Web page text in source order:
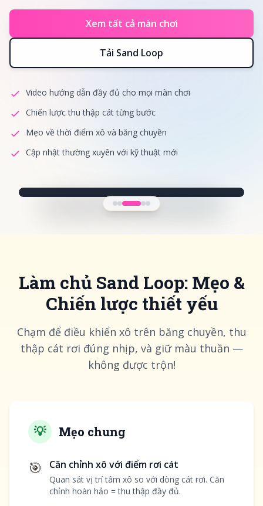
Xem tất cả màn chơi
Tải Sand Loop
Video hướng dẫn đầy đủ cho mọi màn chơi
Chiến lược thu thập cát từng bước
Mẹo về thời điểm xô và băng chuyền
Cập nhật thường xuyên với kỹ thuật mới
Làm chủ Sand Loop: Mẹo &
Chiến lược thiết yếu
Chạm để điều khiển xô trên băng chuyền, thu
thập cát rơi đúng nhịp, và giữ màu thuần —
không được trộn!
💡 Mẹo chung
🎯 Căn chỉnh xô với điểm rơi cát
Quan sát vị trí tâm xô so với dòng cát rơi. Căn
chỉnh hoàn hảo = thu thập đầy đủ.